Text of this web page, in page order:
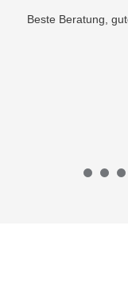
Beste Beratung,
1 2 3